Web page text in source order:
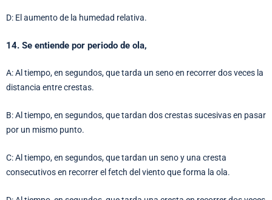
D: El aumento de la humedad relativa.
14. Se entiende por periodo de ola,
A: Al tiempo, en segundos, que tarda un seno en recorrer dos veces la
distancia entre crestas.
B: Al tiempo, en segundos, que tardan dos crestas sucesivas en pasar
por un mismo punto.
C: Al tiempo, en segundos, que tardan un seno y una cresta
consecutivos en recorrer el fetch del viento que forma la ola.